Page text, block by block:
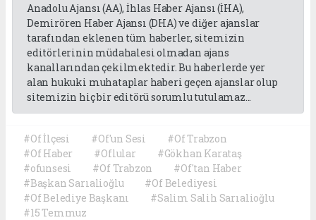
Anadolu Ajansı (AA), İhlas Haber Ajansı (İHA),
Demirören Haber Ajansı (DHA) ve diğer ajanslar
tarafından eklenen tüm haberler, sitemizin
editörlerinin müdahalesi olmadan ajans
kanallarından çekilmektedir. Bu haberlerde yer
alan hukuki muhataplar haberi geçen ajanslar olup
sitemizin hiç bir editörü sorumlu tutulamaz...
#Of İlçesi #Of'un Sesi
#Of Trabzon
#Of Haber
#Oflular
#Gökhan Karataş
#ofunsesi
#Of Trabzon
#Of'tan Haber
#Başkan Sarıalioğlu
#Of Belediyesi
#Of Belediye Başkanı
#Salim Salih Sarıalioğlu
#15 Temmuz